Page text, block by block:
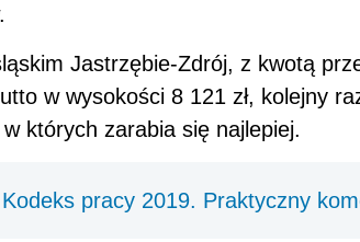
Jastrzębie-Zdrój, z kwotą
w wysokości 8 121 zł, kolejny
których zarabia się najlepiej.
Kodeks pracy 2019. Praktyczny